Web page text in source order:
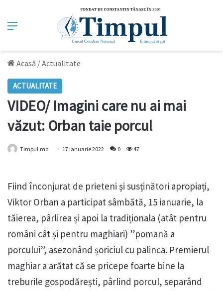
Meniu
Acasă /Actualitate
ACTUALITATE
VIDEO/ Imagini care nu ai mai
văzut: Orban taie porcul
Timpul.md 17 ianuarie 2022 0 47
Fiind înconjurat de prieteni și susținători apropiați,
Viktor Orban a participat sâmbătă, 15 ianuarie, la
tăierea, pârlirea și apoi la tradiționala (atât pentru
români cât și pentru maghiari) ”pomană a
porcului”, asezonând șoriciul cu palinca. Premierul
maghiar a arătat că se pricepe foarte bine la
treburile gospodărești, pârlind porcul, separând